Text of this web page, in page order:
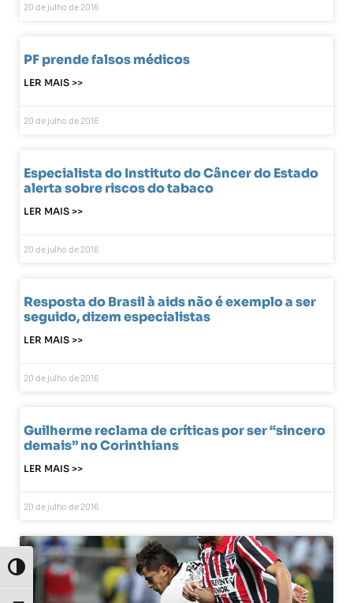
Toggle High Contrast
20 de julho de 2016
PF prende falsos médicos
LER MAIS >>
20 de julho de 2016
Especialista do Instituto do Câncer do Estado
alerta sobre riscos do tabaco
LER MAIS >>
20 de julho de 2016
Resposta do Brasil à aids não é exemplo a ser
seguido, dizem especialistas
LER MAIS >>
20 de julho de 2016
Guilherme reclama de críticas por ser “sincero
demais” no Corinthians
LER MAIS >>
20 de julho de 2016